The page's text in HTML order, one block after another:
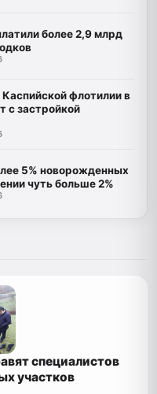
более 2,9 млрд
флотилии в
с застройкой
5% новорожденных
чуть больше 2%
специалистов
участков